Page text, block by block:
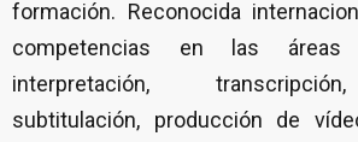
formación. Reconocida
competencias en las áreas
interpretación,
subtitulación, producción de